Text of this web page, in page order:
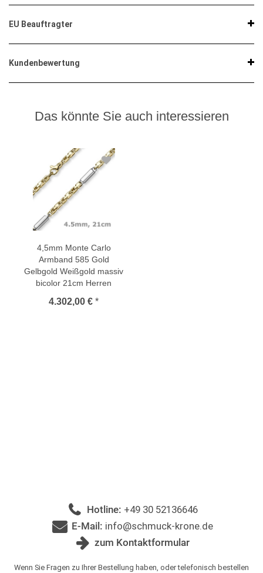
EU Beauftragter
Kundenbewertung
Das könnte Sie auch interessieren
4,5mm Monte Carlo
Armband 585 Gold
Gelbgold Weißgold massiv
bicolor 21cm Herren
4.302,00 € *
Hotline: +49 30 52136646
E-Mail: info@schmuck-krone.de
zum Kontaktformular
Wenn Sie Fragen zu Ihrer Bestellung haben, oder telefonisch bestellen